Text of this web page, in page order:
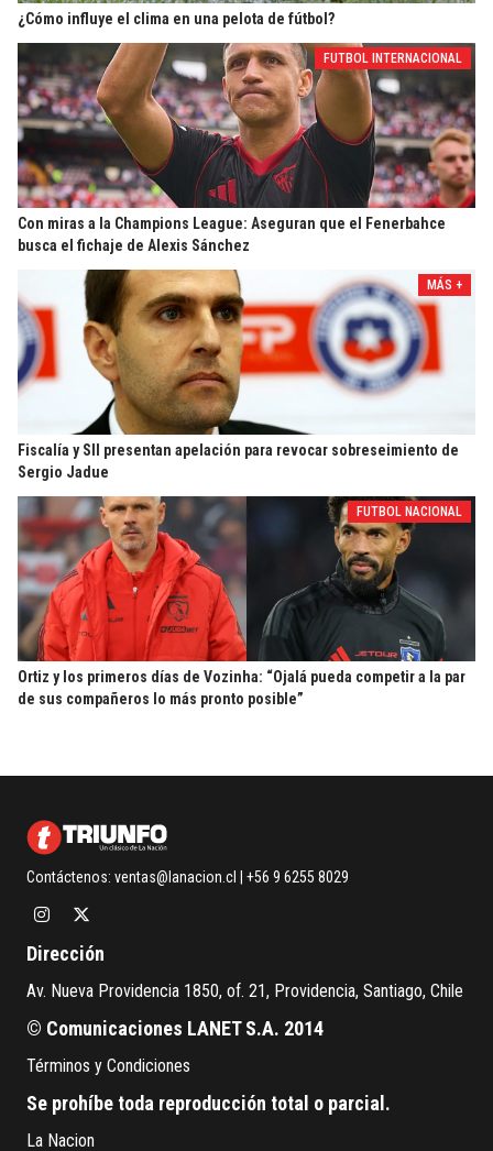
¿Cómo influye el clima en una pelota de fútbol?
FUTBOL INTERNACIONAL
Con miras a la Champions League: Aseguran que el Fenerbahce
busca el fichaje de Alexis Sánchez
MÁS +
Fiscalía y SII presentan apelación para revocar sobreseimiento de
Sergio Jadue
FUTBOL NACIONAL
Ortiz y los primeros días de Vozinha: “Ojalá pueda competir a la par
de sus compañeros lo más pronto posible”
Contáctenos: ventas@lanacion.cl | +56 9 6255 8029
Dirección
Av. Nueva Providencia 1850, of. 21, Providencia, Santiago, Chile
© Comunicaciones LANET S.A. 2014
Términos y Condiciones
Se prohíbe toda reproducción total o parcial.
La Nacion